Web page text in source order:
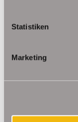
Statistiken
Marketing
Erfurt
Altstadtnähe/